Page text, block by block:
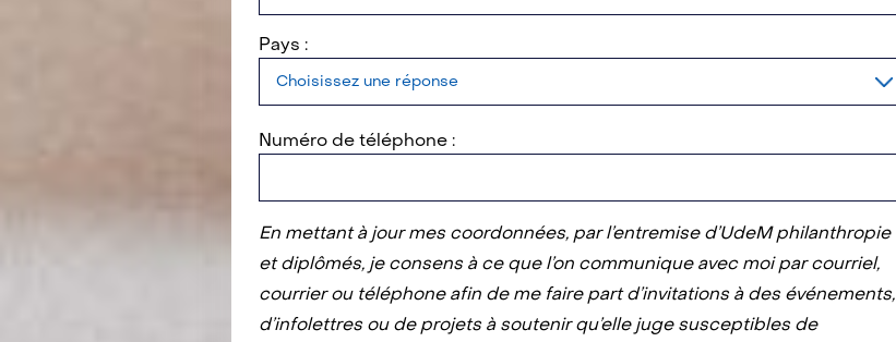
Pays :
Numéro de téléphone :
En mettant à jour mes coordonnées, par l’entremise d’UdeM philanthropie
et diplômés, je consens à ce que l’on communique avec moi par courriel,
courrier ou téléphone afin de me faire part d’invitations à des événements,
d’infolettres ou de projets à soutenir qu’elle juge susceptibles de